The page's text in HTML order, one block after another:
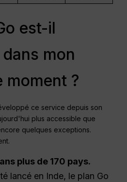
est-il
mon
moment ?
ce service depuis son
plus accessible que
quelques exceptions.
plus de 170 pays.
lancé en Inde, le plan Go